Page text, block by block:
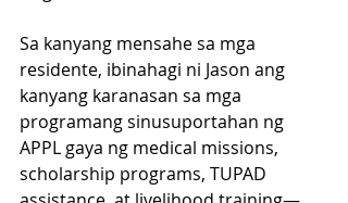
Sa kanyang mensahe sa mga
residente, ibinahagi ni Jason ang
kanyang karanasan sa mga
programang sinusuportahan ng
APPL gaya ng medical missions,
scholarship programs, TUPAD